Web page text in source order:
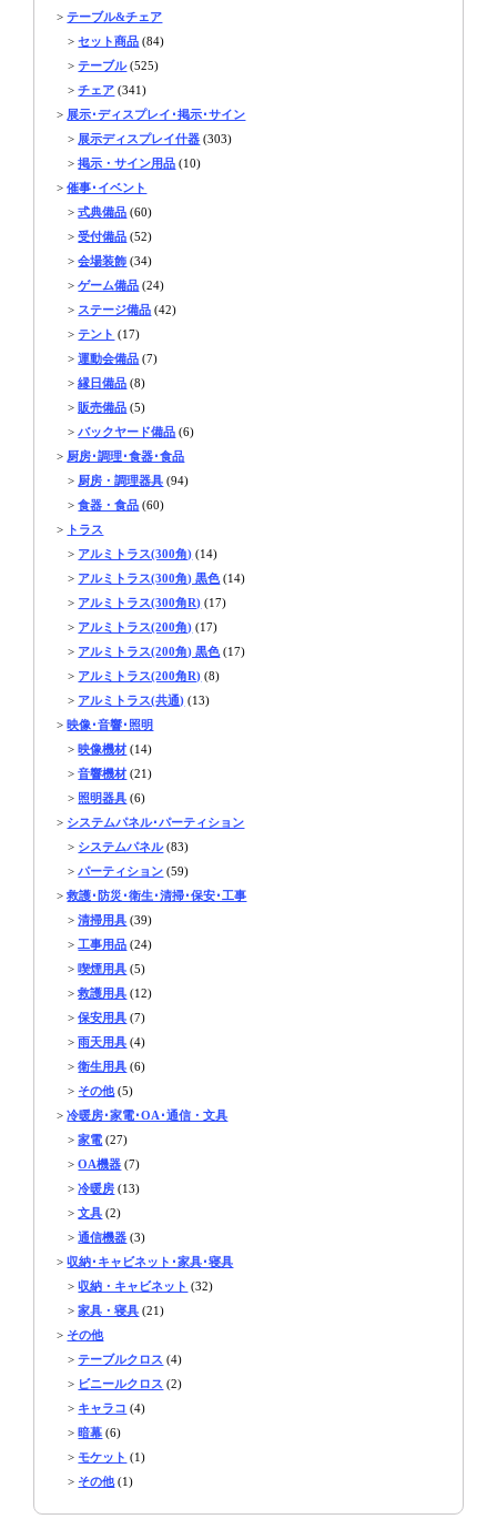
>テーブル&チェア
>セット商品 (84)
>テーブル(525)
>チェア (341)
> 展示･ディスプレイ･掲示･サイン
> 展示ディスプレイ什器 (303)
>掲示・サイン用品 (10)
>催事･イベント
>式典備品 (60)
>受付備品 (52)
>会場装飾 (34)
>ゲーム備品 (24)
> ステージ備品 (42)
>テント (17)
>運動会備品 (7)
>縁日備品 (8)
> 販売備品 (5)
>バックヤード備品 (6)
> 厨房･調理･食器･食品
> 厨房・調理器具 (94)
>食器・食品 (60)
> トラス
> アルミトラス(300角) (14)
> アルミトラス(300角) 黒色 (14)
> アルミトラス(300角R) (17)
> アルミトラス(200角) (17)
> アルミトラス(200角) 黒色 (17)
> アルミトラス(200角R) (8)
> アルミトラス(共通) (13)
>映像･音響･照明
>映像機材 (14)
>音響機材 (21)
> 照明器具 (6)
> システムパネル･パーティション
> システムパネル(83)
>パーティション (59)
>救護･防災･衛生･清掃･保安･工事
>清掃用具 (39)
> 工事用品 (24)
>喫煙用具 (5)
>救護用具 (12)
>保安用具 (7)
>雨天用具 (4)
>衛生用具 (6)
> その他(5)
>冷暖房･家電･OA･通信・文具
>家電 (27)
>OA機器 (7)
>冷暖房 (13)
>文具 (2)
>通信機器 (3)
>収納･キャビネット･家具･寝具
>収納・キャビネット (32)
>家具・寝具 (21)
> その他
>テーブルクロス (4)
> ビニールクロス (2)
> キャラコ (4)
>暗幕 (6)
>モケット (1)
> その他(1)